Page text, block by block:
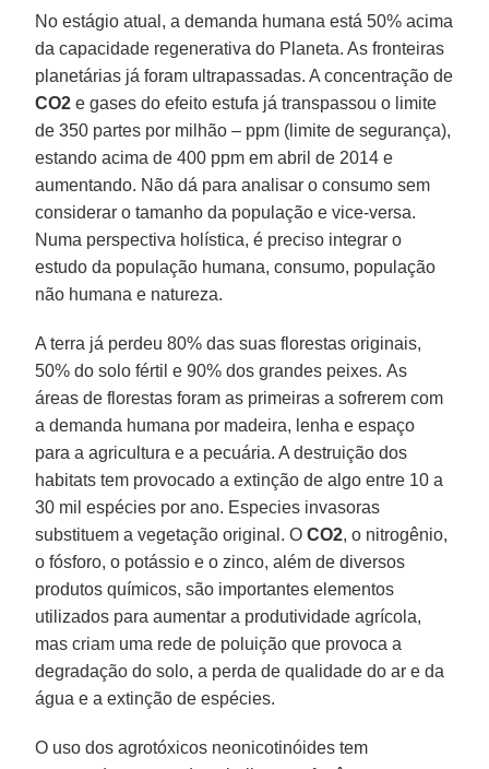
No estágio atual, a demanda humana está 50% acima
da capacidade regenerativa do Planeta. As fronteiras
planetárias já foram ultrapassadas. A concentração de
CO2 e gases do efeito estufa já transpassou o limite
de 350 partes por milhão – ppm (limite de segurança),
estando acima de 400 ppm em abril de 2014 e
aumentando. Não dá para analisar o consumo sem
considerar o tamanho da população e vice-versa.
Numa perspectiva holística, é preciso integrar o
estudo da população humana, consumo, população
não humana e natureza.
A terra já perdeu 80% das suas florestas originais,
50% do solo fértil e 90% dos grandes peixes. As
áreas de florestas foram as primeiras a sofrerem com
a demanda humana por madeira, lenha e espaço
para a agricultura e a pecuária. A destruição dos
habitats tem provocado a extinção de algo entre 10 a
30 mil espécies por ano. Especies invasoras
substituem a vegetação original. OCO2, o nitrogênio,
o fósforo, o potássio e o zinco, além de diversos
produtos químicos, são importantes elementos
utilizados para aumentar a produtividade agrícola,
mas criam uma rede de poluição que provoca a
degradação do solo, a perda de qualidade do ar e da
água e a extinção de espécies.
O uso dos agrotóxicos neonicotinóides tem